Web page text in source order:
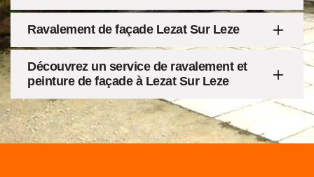
Ravalement de façade Lezat Sur Leze
Découvrez un service de ravalement et
peinture de façade à Lezat Sur Leze